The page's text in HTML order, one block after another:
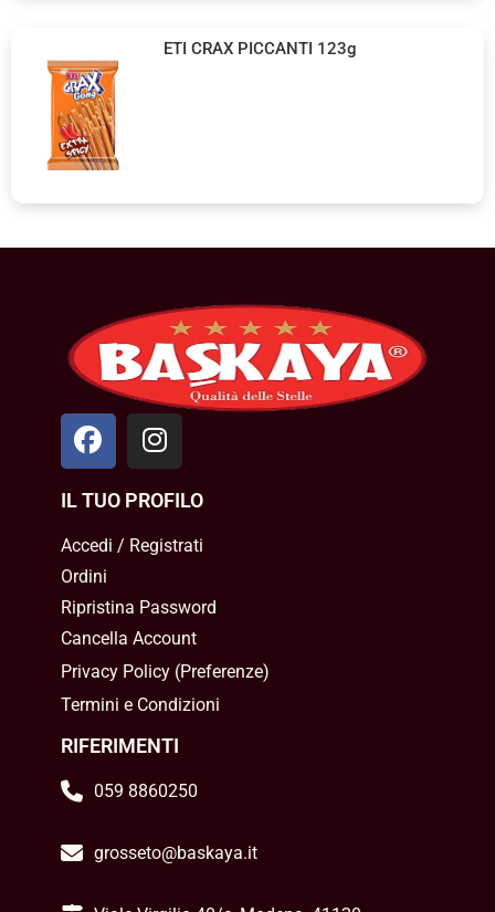
ETI CRAX PICCANTI 123g
IL TUO PROFILO
Accedi / Registrati
Ordini
Ripristina Password
Cancella Account
Privacy Policy(Preferenze)
Termini e Condizioni
RIFERIMENTI
059 8860250
grosseto@baskaya.it